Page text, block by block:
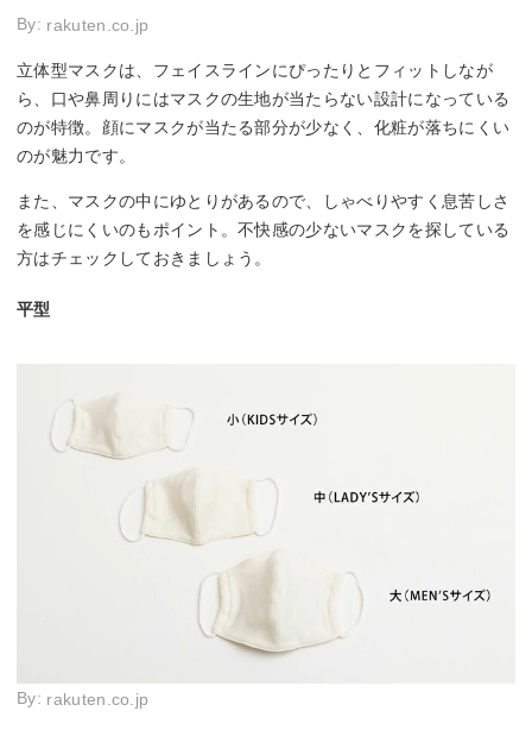
By: rakuten.co.jp
立体型マスクは、フェイスラインにぴったりとフィットしなが
ら、口や鼻周りにはマスクの生地が当たらない設計になっている
のが特徴。顔にマスクが当たる部分が少なく、化粧が落ちにくい
のが魅力です。
また、マスクの中にゆとりがあるので、しゃべりやすく息苦しさ
を感じにくいのもポイント。不快感の少ないマスクを探している
方はチェックしておきましょう。
平型
By: rakuten.co.jp